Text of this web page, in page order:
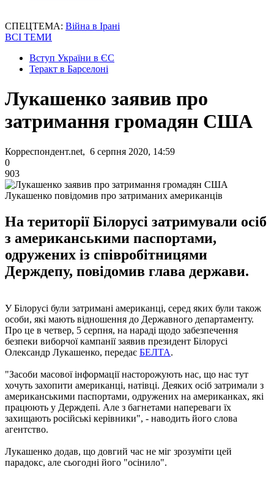
СПЕЦТЕМА: Війна в Ірані
ВСІ ТЕМИ
Вступ України в ЄС
Теракт в Барселоні
Лукашенко заявив про
затримання громадян США
Корреспондент.net, 6 серпня 2020, 14:59
0
903
Лукашенко повідомив про затриманих американців
На території Білорусі затримували осіб
з американськими паспортами,
одружених із співробітницями
Держдепу, повідомив глава держави.
У Білорусі були затримані американці, серед яких були також
особи, які мають відношення до Державного департаменту.
Про це в четвер, 5 серпня, на нараді щодо забезпечення
безпеки виборчої кампанії заявив президент Білорусі
Олександр Лукашенко, передає БЕЛТА.
"Засоби масової інформації насторожують нас, що нас тут
хочуть захопити американці, натівці. Деяких осіб затримали з
американськими паспортами, одружених на американках, які
працюють у Держдепі. Але з багнетами напереваги їх
захищають російські керівники", - наводить його слова
агентство.
Лукашенко додав, що довгий час не міг зрозуміти цей
парадокс, але сьогодні його "осінило".